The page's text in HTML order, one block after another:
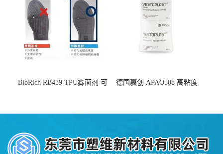
BioRich RB439 TPU雾面剂 可
德国赢创 APAO508 高粘度